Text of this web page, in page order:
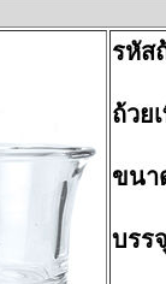
รหัส
ถ้วย
ขนา
บรร